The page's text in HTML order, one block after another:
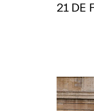
21 DE